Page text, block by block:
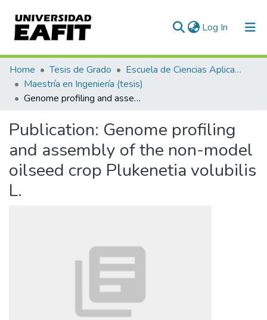
Log In (current)
Statistics
Home Tesis de Grado
Escuela de Ciencias Aplicadas e Ingeniería
Maestría en Ingeniería (tesis)
Genome profiling and assembly of the non-model oilseed crop Plukenetia volubilis L.
Publication: Genome profiling
and assembly of the non-model
oilseed crop Plukenetia volubilis
L.